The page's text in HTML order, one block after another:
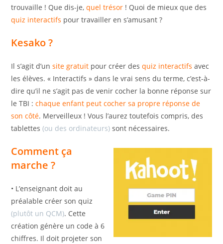
trouvaille ! Que dis-je,quel trésor ! Quoi de mieux que des
quiz interactifs pour travailler en s’amusant ?
Kesako ?
Il s’agit d’unsite gratuit pour créer des quiz interactifs avec
les élèves. « Interactifs » dans le vrai sens du terme, c’est-à-
dire qu’il ne s’agit pas de venir cocher la bonne réponse sur
le TBI :chaque enfant peut cocher sa propre réponse de
son côté. Merveilleux ! Vous l’aurez toutefois compris, des
tablettes(ou des ordinateurs) sont nécessaires.
Comment ça
marche ?
• L’enseignant doit au
préalable créer son quiz
(plutôt un QCM). Cette
création génère un code à 6
chiffres. Il doit projeter son